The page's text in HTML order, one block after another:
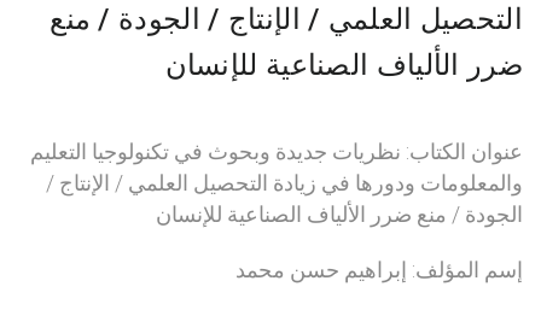
التحصيل العلمي / الإنتاج / الجودة / منع
ضرر الألياف الصناعية للإنسان
عنوان الكتاب: نظريات جديدة وبحوث في تكنولوجيا التعليم
والمعلومات ودورها في زيادة التحصيل العلمي / الإنتاج /
الجودة / منع ضرر الألياف الصناعية للإنسان
إسم المؤلف: إبراهيم حسن محمد